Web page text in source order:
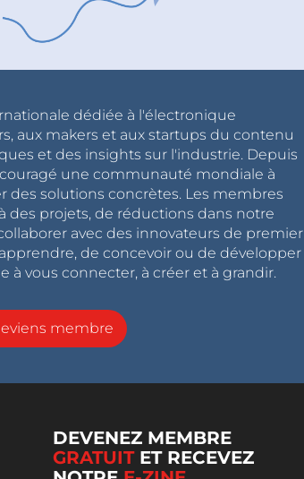
dédiée à l'électronique
aux makers et aux startups du contenu
et des insights sur l'industrie. Depuis
une communauté mondiale à
des solutions concrètes. Les membres
des projets, de réductions dans notre
avec des innovateurs de premier
de concevoir ou de développer
à vous connecter, à créer et à grandir.
membre
DEVENEZ MEMBRE
GRATUITET RECEVEZ